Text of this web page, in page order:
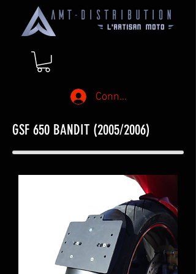
Connexion
GSF 650 BANDIT (2005/2006)